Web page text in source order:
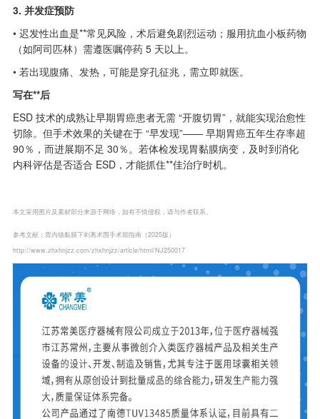
3. 并发症预防
• 迟发性出血是**常见风险，术后避免剧烈运动；服用抗血小板药物
（如阿司匹林）需遵医嘱停药 5 天以上。
• 若出现腹痛、发热，可能是穿孔征兆，需立即就医。
写在**后
ESD 技术的成熟让早期胃癌患者无需 “开腹切胃”，就能实现治愈性
切除。但手术效果的关键在于 “早发现”—— 早期胃癌五年生存率超
90％，而进展期不足 30％。若体检发现胃黏膜病变，及时到消化
内科评估是否适合 ESD，才能抓住**佳治疗时机。
本文采用图片及素材部分来源于网络，如有不慎侵权，请与作者联系。
参考文献：胃内镜黏膜下剥离术围手术期指南（2025版）
http://www.zhxhnjzz.com/zhxhnjzz/article/html/NJ250017